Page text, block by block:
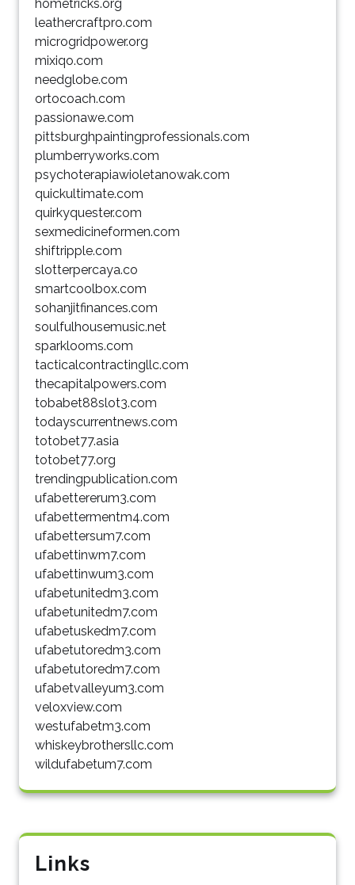
hometricks.org
leathercraftpro.com
microgridpower.org
mixiqo.com
needglobe.com
ortocoach.com
passionawe.com
pittsburghpaintingprofessionals.com
plumberryworks.com
psychoterapiawioletanowak.com
quickultimate.com
quirkyquester.com
sexmedicineformen.com
shiftripple.com
slotterpercaya.co
smartcoolbox.com
sohanjitfinances.com
soulfulhousemusic.net
sparklooms.com
tacticalcontractingllc.com
thecapitalpowers.com
tobabet88slot3.com
todayscurrentnews.com
totobet77.asia
totobet77.org
trendingpublication.com
ufabettererum3.com
ufabettermentm4.com
ufabettersum7.com
ufabettinwm7.com
ufabettinwum3.com
ufabetunitedm3.com
ufabetunitedm7.com
ufabetuskedm7.com
ufabetutoredm3.com
ufabetutoredm7.com
ufabetvalleyum3.com
veloxview.com
westufabetm3.com
whiskeybrothersllc.com
wildufabetum7.com
Links